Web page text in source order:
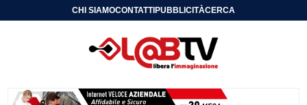
CHI SIAMOCONTATTIPUBBLICITÀCERCA